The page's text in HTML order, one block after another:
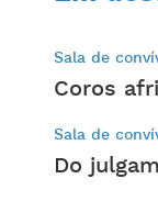
Sala de
Coros
Sala de
Do